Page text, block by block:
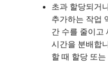
초과 할당되거
추가하는 작업
간 수를 줄이고
시간을 분배합
할 때 할당 또